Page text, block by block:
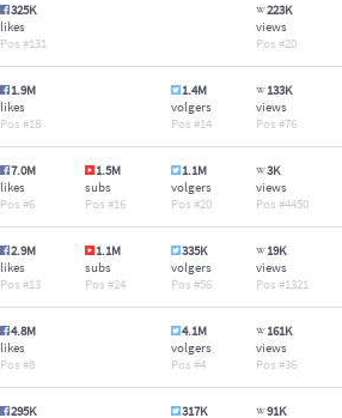
325K
likes
131
223K
views
20
1.9M
likes
18
1.4M
volgers
14
133K
views
76
7.0M
likes
6
1.5M
subs
16
1.1M
volgers
20
3K
views
4450
2.9M
likes
13
1.1M
subs
24
335K
volgers
56
19K
views
1321
4.8M
likes
8
4.1M
volgers
4
161K
views
36
295K
317K
91K